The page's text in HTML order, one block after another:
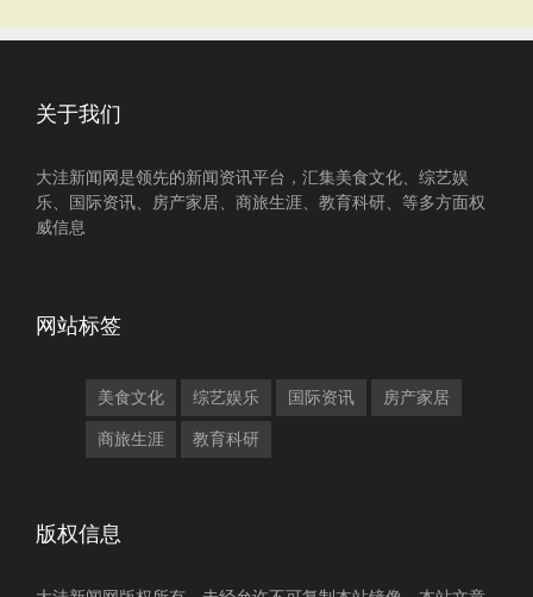
关于我们
大洼新闻网是领先的新闻资讯平台，汇集美食文化、综艺娱
乐、国际资讯、房产家居、商旅生涯、教育科研、等多方面权
威信息
网站标签
美食文化 综艺娱乐 国际资讯 房产家居
商旅生涯 教育科研
版权信息